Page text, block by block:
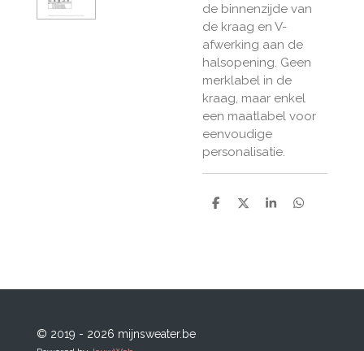
de binnenzijde van
de kraag en V-
afwerking aan de
halsopening. Geen
merklabel in de
kraag, maar enkel
een maatlabel voor
eenvoudige
personalisatie.
D
D
S
D
© 2019 - 2026 mijnsweater.be